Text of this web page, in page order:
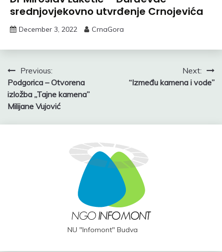
srednjovjekovno utvrđenje Crnojevića
December 3, 2022 CrnaGora
Post
navigation
Previous:
Podgorica – Otvorena
izložba ,,Tajne kamena”
Milijane Vujović
Next:
“Između kamena i vode”
NU "Infomont" Budva